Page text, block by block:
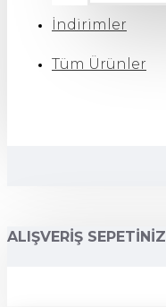
İndirimler
Tüm Ürünler
ALIŞVERIŞ SEPETINIZ